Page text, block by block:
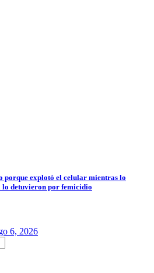
porque explotó el celular mientras lo
lo detuvieron por femicidio
6, 2026